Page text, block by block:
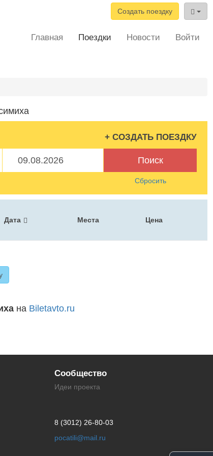
Создать поездку
Главная Поездки Новости Войти
+ СОЗДАТЬ ПОЕЗДКУ
Поиск
Сбросить
Дата Места Цена
на Biletavto.ru
Сообщество
Идеи проекта
8 (3012) 26-80-03
pocatili@mail.ru